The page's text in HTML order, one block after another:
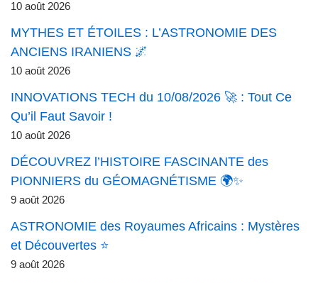
10 août 2026
MYTHES ET ÉTOILES : L’ASTRONOMIE DES
ANCIENS IRANIENS 🌌
10 août 2026
INNOVATIONS TECH du 10/08/2026 🚀 : Tout Ce
Qu’il Faut Savoir !
10 août 2026
DÉCOUVREZ l’HISTOIRE FASCINANTE des
PIONNIERS du GÉOMAGNÉTISME 🌍✨
9 août 2026
ASTRONOMIE des Royaumes Africains : Mystères
et Découvertes ⭐
9 août 2026